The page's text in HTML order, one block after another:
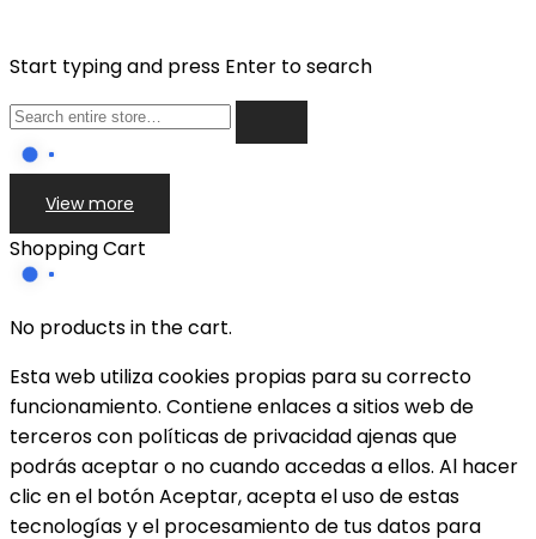
Start typing and press Enter to search
View more
Shopping Cart
No products in the cart.
Esta web utiliza cookies propias para su correcto
funcionamiento. Contiene enlaces a sitios web de
terceros con políticas de privacidad ajenas que
podrás aceptar o no cuando accedas a ellos. Al hacer
clic en el botón Aceptar, acepta el uso de estas
tecnologías y el procesamiento de tus datos para